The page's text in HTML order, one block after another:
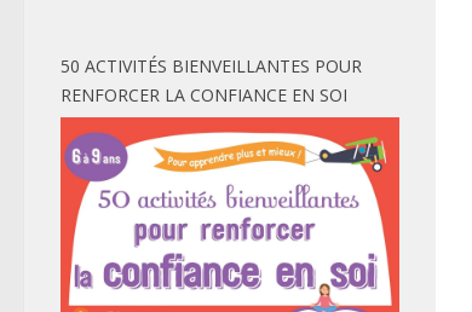
50 ACTIVITÉS BIENVEILLANTES POUR
RENFORCER LA CONFIANCE EN SOI